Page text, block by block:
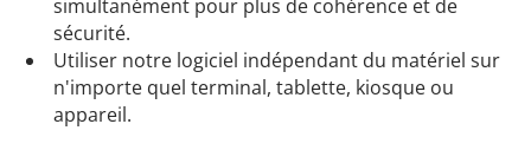
simultanément pour plus de cohérence et de
sécurité.
Utiliser notre logiciel indépendant du matériel sur
n'importe quel terminal, tablette, kiosque ou
appareil.